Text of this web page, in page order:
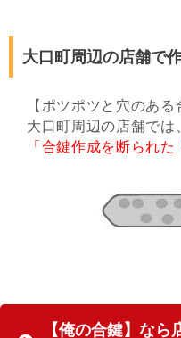
大口町周辺の店舗で
【ポツポツと穴のあ
大口町周辺の店舗では、
「合鍵作成を断られた
【俺の合鍵】な